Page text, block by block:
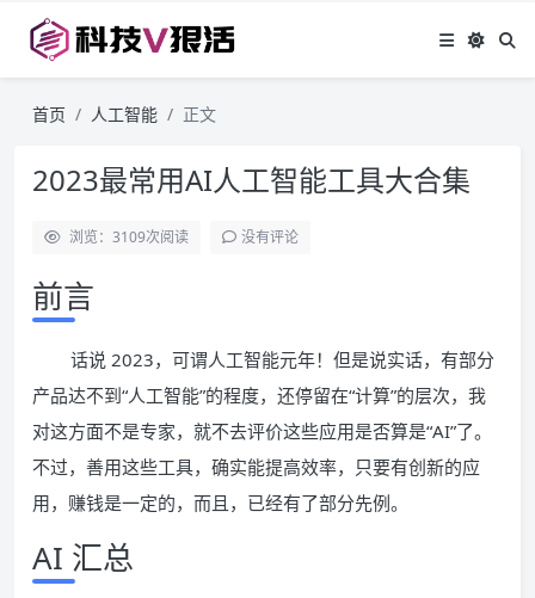
首页 人工智能 正文
2023最常用AI人工智能工具大合集
浏览：3109次阅读 没有评论
前言
话说 2023，可谓人工智能元年！但是说实话，有部分
产品达不到“人工智能”的程度，还停留在“计算”的层次，我
对这方面不是专家，就不去评价这些应用是否算是“AI”了。
不过，善用这些工具，确实能提高效率，只要有创新的应
用，赚钱是一定的，而且，已经有了部分先例。
AI 汇总